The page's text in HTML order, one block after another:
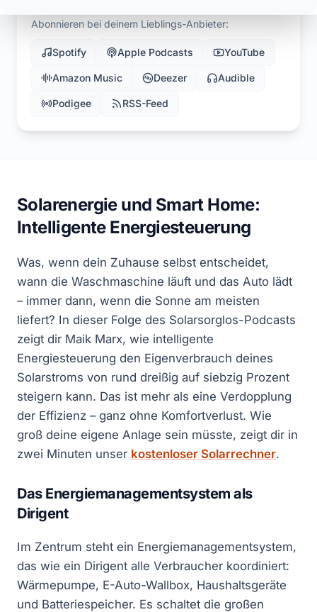
Abonnieren bei deinem Lieblings-Anbieter:
Spotify Apple Podcasts YouTube
Amazon Music Deezer Audible
Podigee RSS-Feed
Solarenergie und Smart Home:
Intelligente Energiesteuerung
Was, wenn dein Zuhause selbst entscheidet,
wann die Waschmaschine läuft und das Auto lädt
– immer dann, wenn die Sonne am meisten
liefert? In dieser Folge des Solarsorglos-Podcasts
zeigt dir Maik Marx, wie intelligente
Energiesteuerung den Eigenverbrauch deines
Solarstroms von rund dreißig auf siebzig Prozent
steigern kann. Das ist mehr als eine Verdopplung
der Effizienz – ganz ohne Komfortverlust. Wie
groß deine eigene Anlage sein müsste, zeigt dir in
zwei Minuten unser kostenloser Solarrechner.
Das Energiemanagementsystem als
Dirigent
Im Zentrum steht ein Energiemanagementsystem,
das wie ein Dirigent alle Verbraucher koordiniert:
Wärmepumpe, E-Auto-Wallbox, Haushaltsgeräte
und Batteriespeicher. Es schaltet die großen